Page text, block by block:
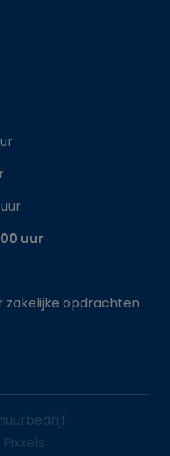
uur
zakelijke opdrachten